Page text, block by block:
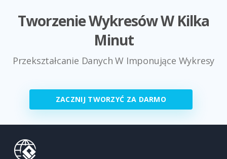
Tworzenie Wykresów W Kilka
Minut
Przekształcanie Danych W Imponujące Wykresy
ZACZNIJ TWORZYĆ ZA DARMO